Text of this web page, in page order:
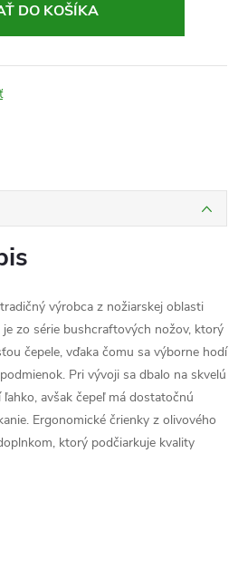
DO KOŠÍKA
výrobca z nožiarskej oblasti
je zo série bushcraftových nožov, ktorý
čepele, vďaka čomu sa výborne hodí
Pri vývoji sa dbalo na skvelú
avšak čepeľ má dostatočnú
Ergonomické črienky z olivového
ktorý podčiarkuje kvality